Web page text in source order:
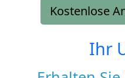
Kostenlose
Ihr